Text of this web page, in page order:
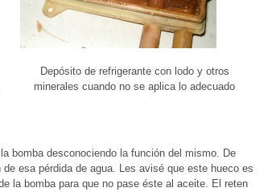
Depósito de refrigerante con lodo y otros
minerales cuando no se aplica lo adecuado
bomba desconociendo la función del mismo. De
esa pérdida de agua. Les avisé que este hueco es
la bomba para que no pase éste al aceite. El reten